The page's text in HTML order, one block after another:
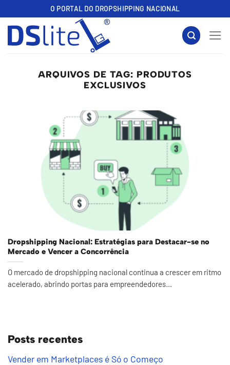
to
content
O PORTAL DO DROPSHIPPING NACIONAL
ARQUIVOS DE TAG: PRODUTOS
EXCLUSIVOS
Dropshipping Nacional: Estratégias para Destacar-se no
Mercado e Vencer a Concorrência
O mercado de dropshipping nacional continua a crescer em ritmo
acelerado, abrindo portas para empreendedores...
Posts recentes
Vender em Marketplaces é Só o Começo